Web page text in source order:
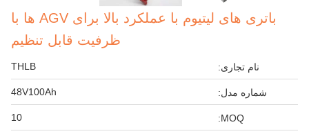
باتری های لیتیوم با عملکرد بالا برای AGV ها با
ظرفیت قابل تنظیم
نام تجاری: THLB
شماره مدل: 48V100Ah
MOQ:
10